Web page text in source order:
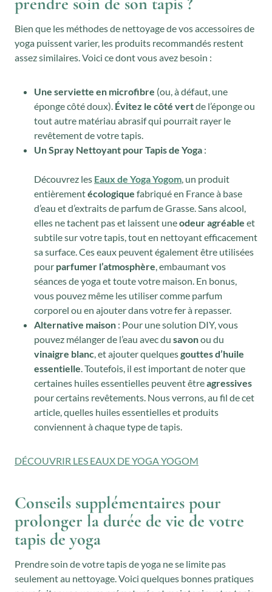
Bien que les méthodes de nettoyage de vos accessoires de
yoga puissent varier, les produits recommandés restent
assez similaires. Voici ce dont vous avez besoin :
Une serviette en microfibre (ou, à défaut, une
éponge côté doux). Évitez le côté vertde l’éponge ou
tout autre matériau abrasif qui pourrait rayer le
revêtement de votre tapis.
Un Spray Nettoyant pour Tapis de Yoga :
Découvrez les Eaux de Yoga Yogom, un produit
entièrementécologique fabriqué en France à base
d’eau et d’extraits de parfum de Grasse. Sans alcool,
elles ne tachent pas et laissent uneodeur agréable et
subtile sur votre tapis, tout en nettoyant efficacement
sa surface. Ces eaux peuvent également être utilisées
pour parfumer l’atmosphère, embaumant vos
séances de yoga et toute votre maison. En bonus,
vous pouvez même les utiliser comme parfum
corporel ou en ajouter dans votre fer à repasser.
Alternative maison : Pour une solution DIY, vous
pouvez mélanger de l’eau avec du savonou du
vinaigre blanc, et ajouter quelquesgouttes d’huile
essentielle. Toutefois, il est important de noter que
certaines huiles essentielles peuvent êtreagressives
pour certains revêtements. Nous verrons, au fil de cet
article, quelles huiles essentielles et produits
conviennent à chaque type de tapis.
DÉCOUVRIR LES EAUX DE YOGA YOGOM
Conseils supplémentaires pour
prolonger la durée de vie de votre
tapis de yoga
Prendre soin de votre tapis de yoga ne se limite pas
seulement au nettoyage. Voici quelques bonnes pratiques